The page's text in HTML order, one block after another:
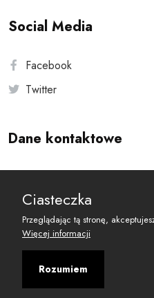
Social Media
Facebook
Twitter
Dane kontaktowe
reset@resetobywatelski.pl
Ciasteczka
Przeglądając tą stronę,
Więcej informacji
Rozumiem